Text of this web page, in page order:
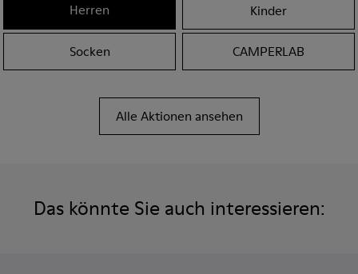
Herren Kinder
Socken CAMPERLAB
Alle Aktionen ansehen
Das könnte Sie auch interessieren: